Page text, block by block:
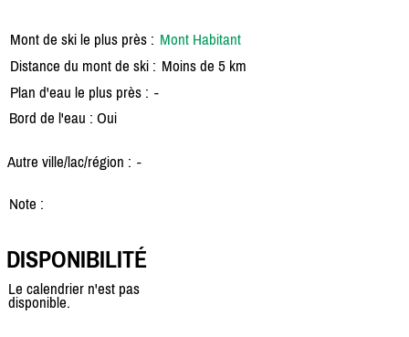
Mont de ski le plus près : Mont Habitant
Distance du mont de ski : Moins de 5 km
Plan d'eau le plus près : -
Bord de l'eau : Oui
Autre ville/lac/région : -
Note :
DISPONIBILITÉ
Le calendrier n'est pas
disponible.